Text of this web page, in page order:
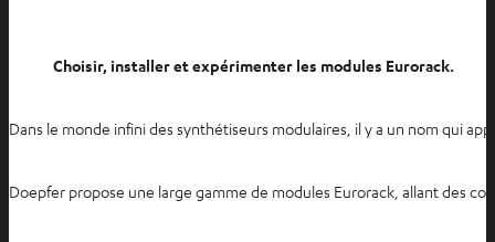
Choisir, installer et expérimenter les modules Eurorack.
Dans le monde infini des synthétiseurs modulaires, il y a un nom qui
Doepfer propose une large gamme de modules Eurorack, allant des